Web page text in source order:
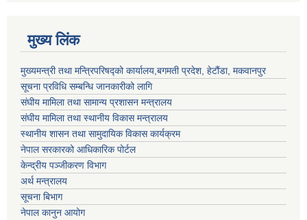
मुख्य लिंक
मुख्यमन्त्री तथा मन्त्रिपरिषद्को कार्यालय,बगमती प्रदेश, हेटौंडा, मकवानपुर
सूचना प्रविधि सम्बन्धि जानकारीको लागि
संघीय मामिला तथा सामान्य प्रशासन मन्त्रालय
संघीय मामिला तथा स्थानीय विकास मन्त्रालय
स्थानीय शासन तथा सामुदायिक विकास कार्यक्रम
नेपाल सरकारको आधिकारिक पोर्टल
केन्द्रीय पञ्जीकरण विभाग
अर्थ मन्त्रालय
सूचना बिभाग
नेपाल कानुन आयोग